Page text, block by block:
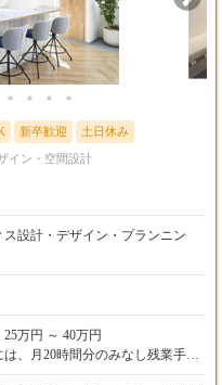
新卒歓迎 土日休み
イン・空間設計
設計・デザイン・プランニン
万円 ～ 40万円
、月20時間分のみなし残業手当
円）を含みます。超過分は